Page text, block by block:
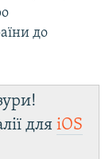
до
для iOS